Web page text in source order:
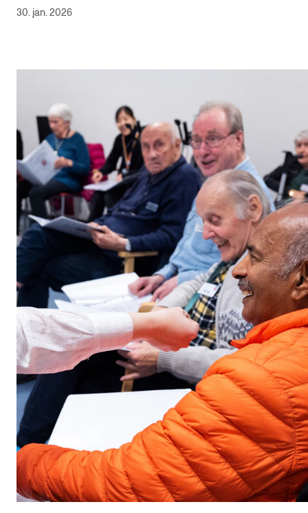
30. jan. 2026